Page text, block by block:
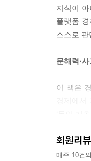
지식이
플랫폼
스스로
문해력·
이 책은
‘돈의 기
→ 생각
있습니다.
회원리뷰
매주 10건